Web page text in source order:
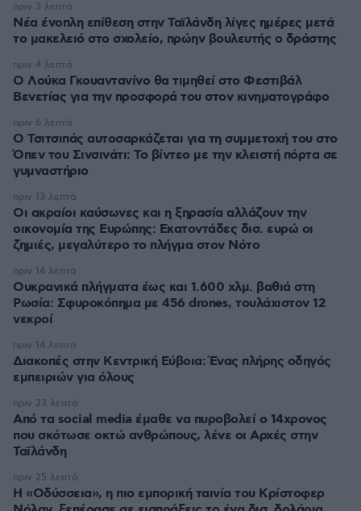
Νέα ένοπλη επίθεση στην Ταϊλάνδη λίγες ημέρες μετά
το μακελειό στο σχολείο, πρώην βουλευτής ο δράστης
πριν 3 λεπτά
Ο Λούκα Γκουαντανίνο θα τιμηθεί στο Φεστιβάλ
Βενετίας για την προσφορά του στον κινηματογράφο
πριν 4 λεπτά
Ο Τσιτσιπάς αυτοσαρκάζεται για τη συμμετοχή του στο
Όπεν του Σινσινάτι: Το βίντεο με την κλειστή πόρτα σε
γυμναστήριο
πριν 6 λεπτά
Οι ακραίοι καύσωνες και η ξηρασία αλλάζουν την
οικονομία της Ευρώπης: Εκατοντάδες δισ. ευρώ οι
ζημιές, μεγαλύτερο το πλήγμα στον Νότο
πριν 13 λεπτά
Ουκρανικά πλήγματα έως και 1.600 χλμ. βαθιά στη
Ρωσία: Σφυροκόπημα με 456 drones, τουλάχιστον 12
νεκροί
πριν 14 λεπτά
Διακοπές στην Κεντρική Εύβοια: Ένας πλήρης οδηγός
εμπειριών για όλους
πριν 14 λεπτά
Από τα social media έμαθε να πυροβολεί ο 14χρονος
που σκότωσε οκτώ ανθρώπους, λένε οι Αρχές στην
Ταϊλάνδη
πριν 23 λεπτά
Η «Οδύσσεια», η πιο εμπορική ταινία του Κρίστοφερ
πριν 25 λεπτά